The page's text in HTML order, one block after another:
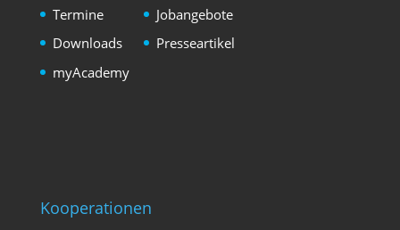
Termine
Downloads
myAcademy
Jobangebote
Presseartikel
Kooperationen